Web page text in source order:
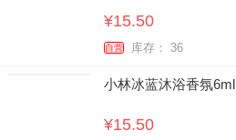
¥15.50
自营 库存： 36
小林冰蓝沐浴香氛6ml
¥15.50